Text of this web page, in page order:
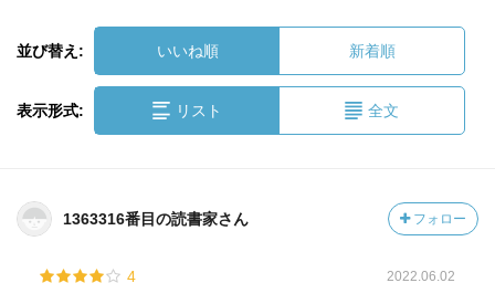
並び替え: いいね順 新着順
表示形式: リスト 全文
1363316番目の読書家さん フォロー
4 2022.06.02